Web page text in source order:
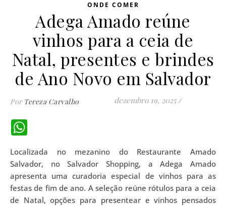
ONDE COMER
Adega Amado reúne
vinhos para a ceia de
Natal, presentes e brindes
de Ano Novo em Salvador
dezembro 19, 2025 /
Por Tereza Carvalho
Localizada no mezanino do Restaurante Amado
Salvador, no Salvador Shopping, a Adega Amado
apresenta uma curadoria especial de vinhos para as
festas de fim de ano. A seleção reúne rótulos para a ceia
de Natal, opções para presentear e vinhos pensados